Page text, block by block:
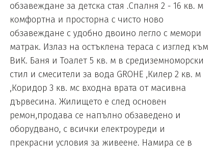
обзавеждане за детска стая .Спалня 2 - 16 кв. м
комфортна и просторна с чисто ново
обзавеждане с удобно двоино легло с мемори
матрак. Излаз на остъклена тераса с изглед към
ВиК. Баня и Тоалет 5 кв. м в средиземноморски
стил и смесители за вода GROHE ,Килер 2 кв. м
,Коридор 3 кв. мс входна врата от масивна
дървесина. Жилището е след основен
ремон,продава се напълно обзаведено и
оборудвано, с всички електроуреди и
прекрасни условия за живеене. Намира се в